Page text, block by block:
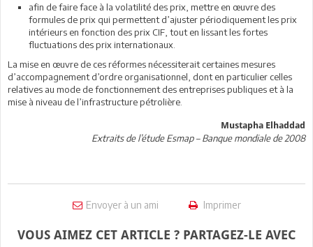
afin de faire face à la volatilité des prix, mettre en œuvre des
formules de prix qui permettent d’ajuster périodiquement les prix
intérieurs en fonction des prix CIF, tout en lissant les fortes
fluctuations des prix internationaux.
La mise en œuvre de ces réformes nécessiterait certaines mesures
d’accompagnement d’ordre organisationnel, dont en particulier celles
relatives au mode de fonctionnement des entreprises publiques et à la
mise à niveau de l’infrastructure pétrolière.
Mustapha Elhaddad
Extraits de l’étude Esmap – Banque mondiale de 2008
Envoyer à un ami Imprimer
VOUS AIMEZ CET ARTICLE ? PARTAGEZ-LE AVEC